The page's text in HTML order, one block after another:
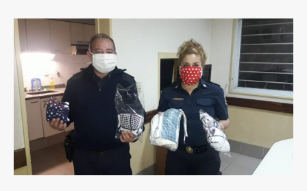
Voluntariado
en
Tiempos
de
Crisis